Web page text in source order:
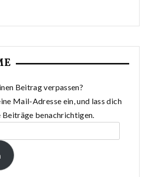
Beitrag verpassen?
Mail-Adresse ein, und lass dich
Beiträge benachrichtigen.